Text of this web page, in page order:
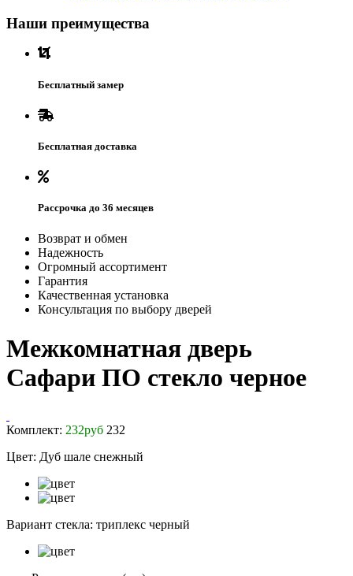
Наши преимущества
Бесплатный замер
Бесплатная доставка
Рассрочка до 36 месяцев
Возврат и обмен
Надежность
Огромный ассортимент
Гарантия
Качественная установка
Консультация по выбору дверей
Межкомнатная дверь
Сафари ПО стекло черное
Комплект: 232руб 232
Цвет: Дуб шале снежный
Вариант стекла: триплекс черный